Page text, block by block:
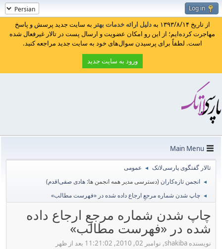
Log in
از تاریخ ۱۳۹۳/۸/۱۴ به دلیل ارائه خدمات بهتر به سایت جدید پرسش و پاسخ
مهاجرت کرده‌ایم؛ از این رو امکان عضویت و ارسال پست در تالار غیرفعال شده
است. لطفاً برای پرسیدن سوال‌های خود به سایت جدید مراجعه کنید.
ورود به سایت جدید
Main Menu
تالار گفتگوی پارسی‌لاتک ◄ عمومی
◄ انجمن تازه‌کاران (دسترسی مدیر همه انجمن ها: هادی صفی‌اقدم)
◄ چاپ شدن شماره مرجعِ ارجاع داده شده در «فهرست مطالب»
چاپ شدن شماره مرجعِ ارجاع داده
شده در «فهرست مطالب»
نویسنده shakiba, نوامبر 02, 2010, 11:21:02 بعد از ظهر